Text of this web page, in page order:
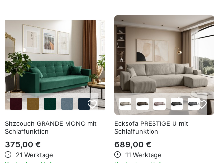
favorite_border
Sitzcouch GRANDE MONO mit
Schlaffunktion
375,00 €
21 Werktage
favorite_border
Ecksofa PRESTIGE U mit
Schlaffunktion
689,00 €
11 Werktage